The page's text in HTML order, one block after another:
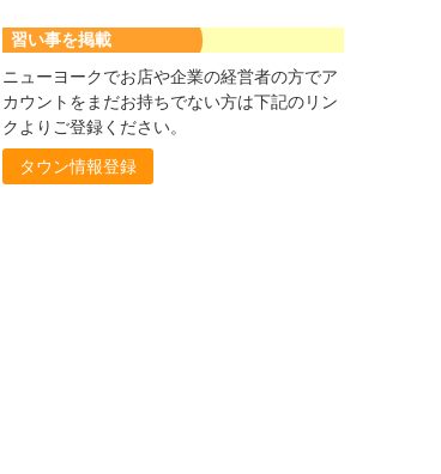
習い事を掲載
ニューヨークでお店や企業の経営者の方でア
カウントをまだお持ちでない方は下記のリン
クよりご登録ください。
タウン情報登録